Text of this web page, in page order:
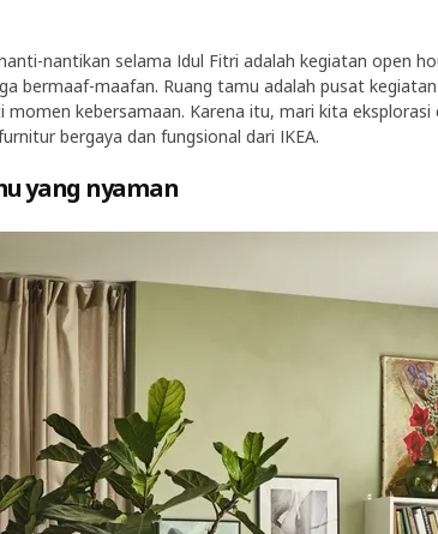
nantikan selama Idul Fitri adalah kegiatan open
bermaaf-maafan. Ruang tamu adalah pusat
kebersamaan. Karena itu, mari kita
bergaya dan fungsional dari IKEA.
yang nyaman